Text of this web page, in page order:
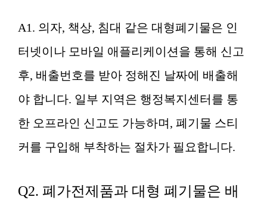
A1. 의자, 책상, 침대 같은 대형폐기물은 인
터넷이나 모바일 애플리케이션을 통해 신고
후, 배출번호를 받아 정해진 날짜에 배출해
야 합니다. 일부 지역은 행정복지센터를 통
한 오프라인 신고도 가능하며, 폐기물 스티
커를 구입해 부착하는 절차가 필요합니다.
Q2. 폐가전제품과 대형 폐기물은 배